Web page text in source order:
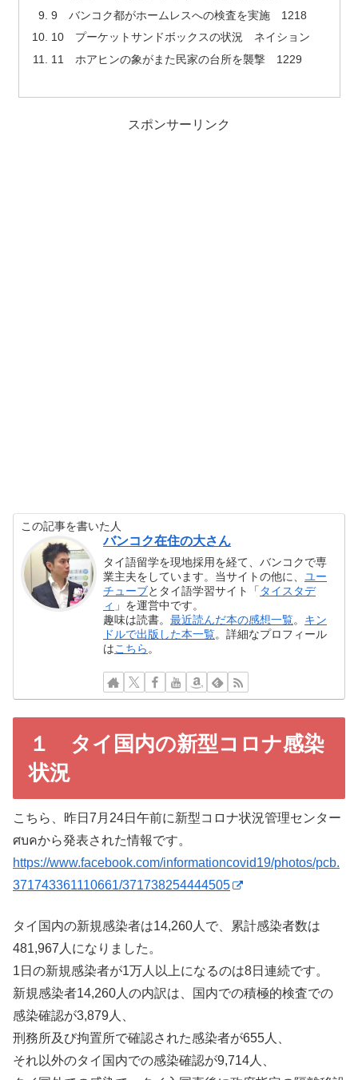
9 バンコク都がホームレスへの検査を実施 1218
10 プーケットサンドボックスの状況 ネイション
11 ホアヒンの象がまた民家の台所を襲撃 1229
スポンサーリンク
この記事を書いた人
バンコク在住の大さん
タイ語留学を現地採用を経て、バンコクで専
業主夫をしています。当サイトの他に、 ユー
チューブとタイ語学習サイト「タイスタデ
ィ 」を運営中です。
趣味は読書。最近読んだ本の感想一覧。 キン
ドルで出版した本一覧。詳細なプロフィール
はこちら 。
１ タイ国内の新型コロナ感染
状況
こちら、昨日7月24日午前に新型コロナ状況管理センター
ศบคから発表された情報です。
https://www.facebook.com/informationcovid19/photos/pcb.
371743361110661/371738254444505
タイ国内の新規感染者は14,260人で、累計感染者数は
481,967人になりました。
1日の新規感染者が1万人以上になるのは8日連続です。
新規感染者14,260人の内訳は、国内での積極的検査での
感染確認が3,879人、
刑務所及び拘置所で確認された感染者が655人、
それ以外のタイ国内での感染確認が9,714人、